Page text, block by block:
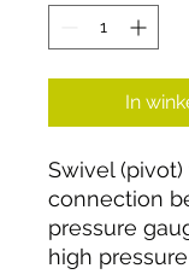
In
Swivel
connection
pressure
high